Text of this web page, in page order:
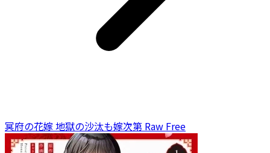
冥府の花嫁 地獄の沙汰も嫁次第 Raw Free